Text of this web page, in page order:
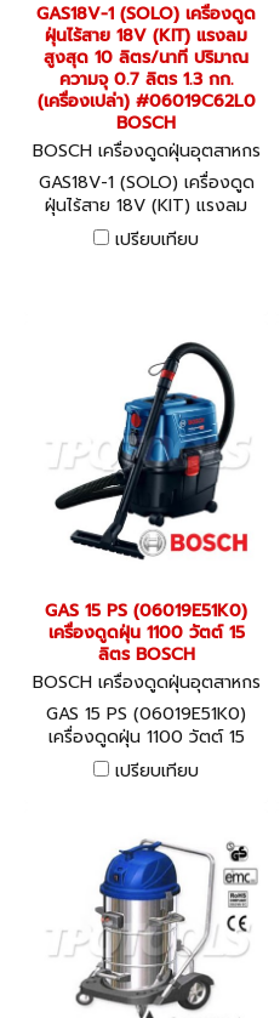
GAS18V-1 (SOLO) เครื่องดูด
ฝุ่นไร้สาย 18V (KIT) แรงลม
สูงสุด 10 ลิตร/นาที ปริมาณ
ความจุ 0.7 ลิตร 1.3 กก.
(เครื่องเปล่า) #06019C62L0
BOSCH
BOSCH เครื่องดูดฝุ่นอุตสาหกร
รม GAS18V-1 (SOLO) (06019
C62L0)
GAS18V-1 (SOLO) เครื่องดูด
ฝุ่นไร้สาย 18V (KIT) แรงลม
สูงสุด 10 ลิตร/นาที ปริมาณ
ความจุ 0.7 ลิตร 1.3 กก.
เปรียบเทียบ
GAS 15 PS (06019E51K0)
เครื่องดูดฝุ่น 1100 วัตต์ 15
ลิตร BOSCH
BOSCH เครื่องดูดฝุ่นอุตสาหกร
รม GAS 15 PS (06019E51K0)
GAS 15 PS (06019E51K0)
เครื่องดูดฝุ่น 1100 วัตต์ 15
ลิตร BOSCH
เปรียบเทียบ